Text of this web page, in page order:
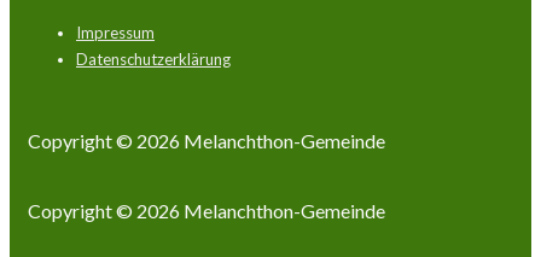
Footer-
Menü
Impressum
Datenschutzerklärung
Copyright © 2026 Melanchthon-Gemeinde
Copyright © 2026 Melanchthon-Gemeinde